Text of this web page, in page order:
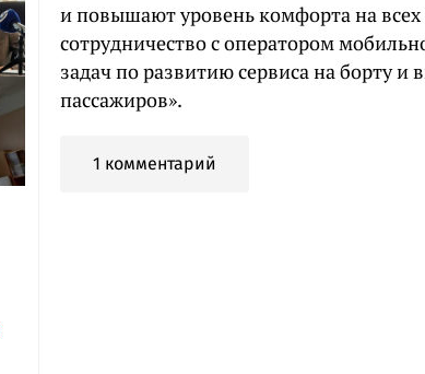
и повышают уровень комфорта на
сотрудничество с оператором
задач по развитию сервиса на борту
пассажиров».
1 комментарий